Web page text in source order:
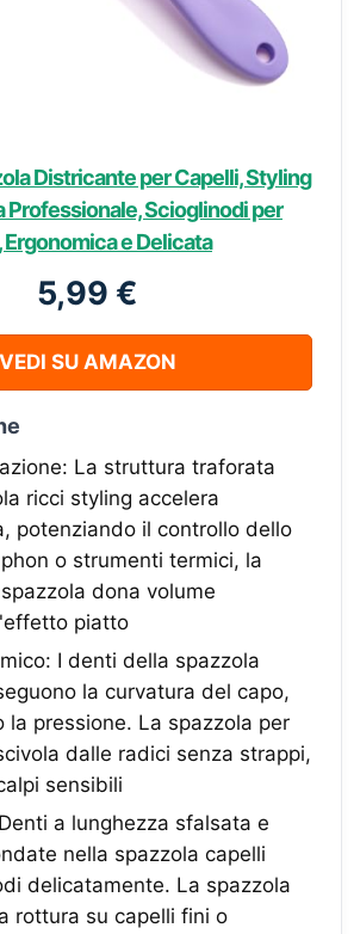
Districante per Capelli, Styling
Professionale, Scioglinodi per
Ergonomica e Delicata
5,99 €
VEDI SU AMAZON
La struttura traforata
ricci styling accelera
potenziando il controllo dello
o strumenti termici, la
dona volume
piatto
I denti della spazzola
la curvatura del capo,
la pressione. La spazzola per
dalle radici senza strappi,
sensibili
a lunghezza sfalsata e
nella spazzola capelli
delicatamente. La spazzola
rottura su capelli fini o